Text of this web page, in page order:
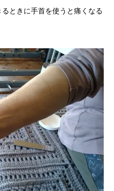
ときに手首を使うと痛くなる